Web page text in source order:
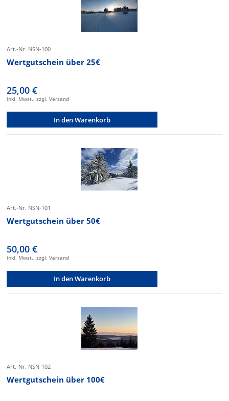
Art.-Nr. NSN-100
Wertgutschein über 25€
25,00 €
inkl. Mwst., zzgl. Versand
In den Warenkorb
Art.-Nr. NSN-101
Wertgutschein über 50€
50,00 €
inkl. Mwst., zzgl. Versand
In den Warenkorb
Art.-Nr. NSN-102
Wertgutschein über 100€